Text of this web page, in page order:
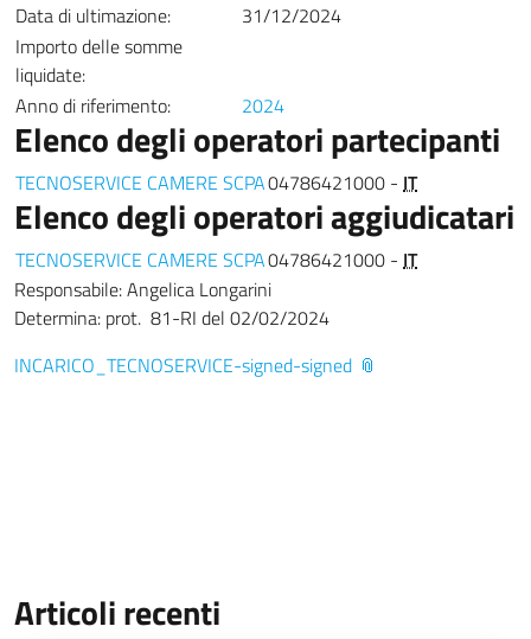
Data di ultimazione:
31/12/2024
Importo delle somme
liquidate:
Anno di riferimento:
2024
Elenco degli operatori partecipanti
TECNOSERVICE CAMERE SCPA04786421000 - IT
Elenco degli operatori aggiudicatari
TECNOSERVICE CAMERE SCPA04786421000 - IT
Responsabile: Angelica Longarini
Determina: prot. 81-RI del 02/02/2024
INCARICO_TECNOSERVICE-signed-signed
Articoli recenti